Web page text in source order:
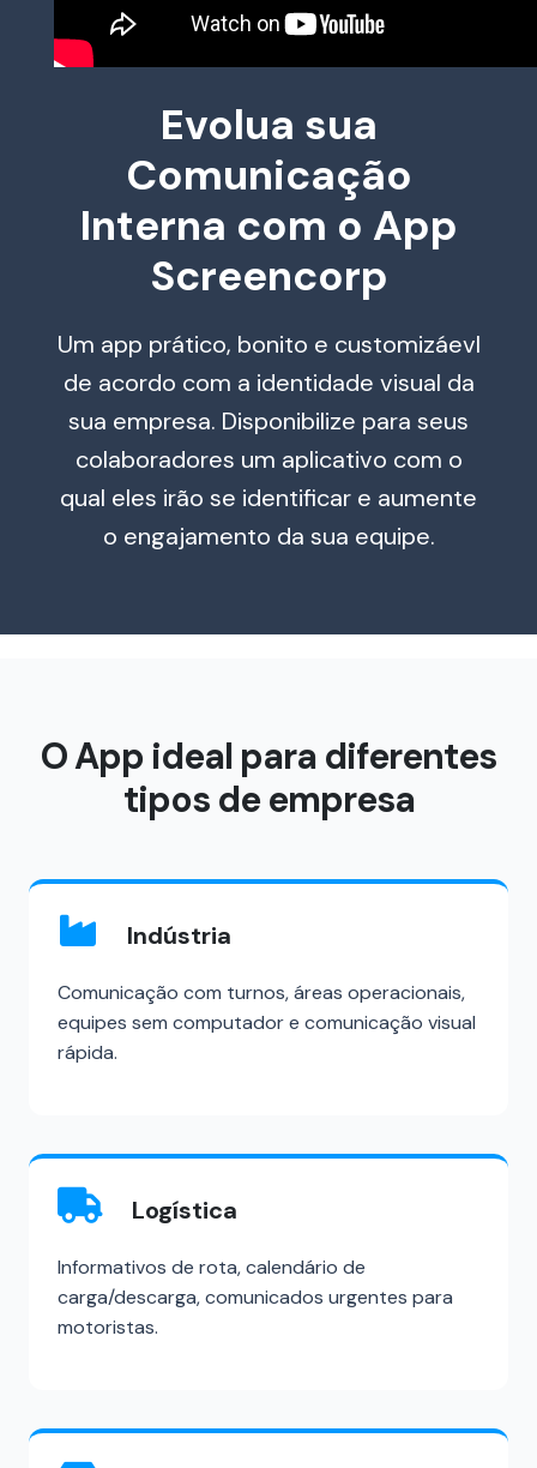
Evolua sua
Comunicação
Interna com o App
Screencorp
Um app prático, bonito e customizáevl
de acordo com a identidade visual da
sua empresa. Disponibilize para seus
colaboradores um aplicativo com o
qual eles irão se identificar e aumente
o engajamento da sua equipe.
O App ideal para diferentes
tipos de empresa
Indústria
Comunicação com turnos, áreas operacionais,
equipes sem computador e comunicação visual
rápida.
Logística
Informativos de rota, calendário de
carga/descarga, comunicados urgentes para
motoristas.